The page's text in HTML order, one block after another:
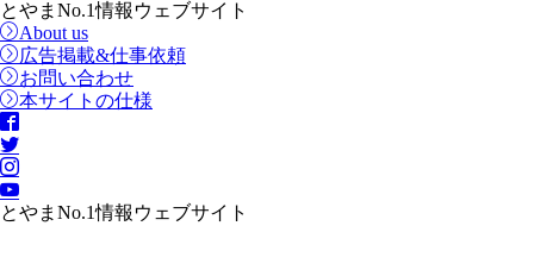
とやまNo.1情報ウェブサイト
About us
広告掲載&仕事依頼
お問い合わせ
本サイトの仕様
とやまNo.1情報ウェブサイト